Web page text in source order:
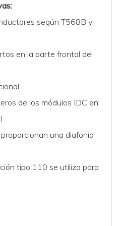
según T568B y
en la parte frontal del
de los módulos IDC en
una diafonía
tipo 110 se utiliza para